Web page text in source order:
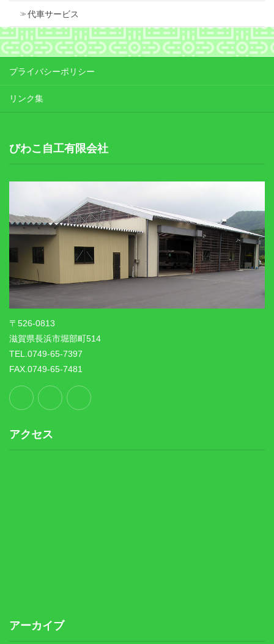
代車サービス
プライバシーポリシー
リンク集
びわこ自工有限会社
〒526-0813
滋賀県長浜市堀部町514
TEL.0749-65-7397
FAX.0749-65-7481
アクセス
アーカイブ